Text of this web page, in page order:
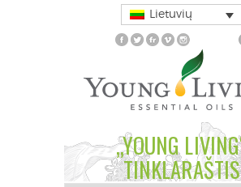
Lietuvių
„YOUNG
TINKLARAŠTIS